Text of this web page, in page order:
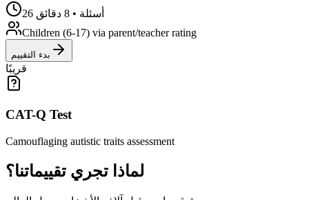
26 أسئلة • 8 دقائق
Children (6-17) via parent/teacher rating
بدء التقييم
قريبًا
CAT-Q Test
Camouflaging autistic traits assessment
لماذا تجري تقييماتنا؟